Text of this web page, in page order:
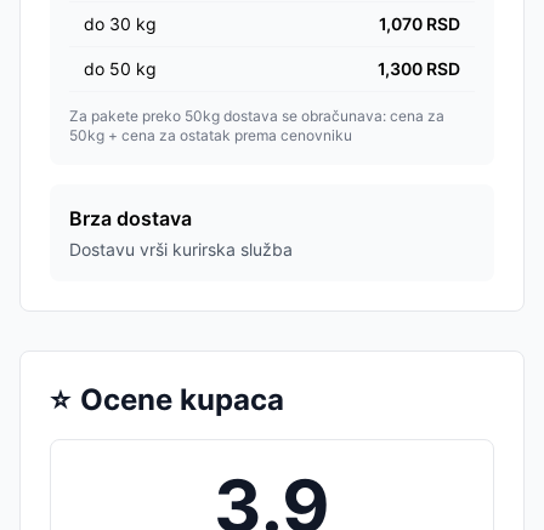
do 30 kg 1,070 RSD
do 50 kg 1,300 RSD
Za pakete preko 50kg dostava se obračunava: cena za
50kg + cena za ostatak prema cenovniku
Brza dostava
Dostavu vrši kurirska služba
⭐ Ocene kupaca
3.9